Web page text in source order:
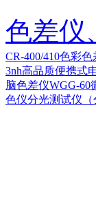
色差仪
CR-400/410色彩色
3nh高品质便携式
脑色差仪WGG-60
色仪分光测试仪（